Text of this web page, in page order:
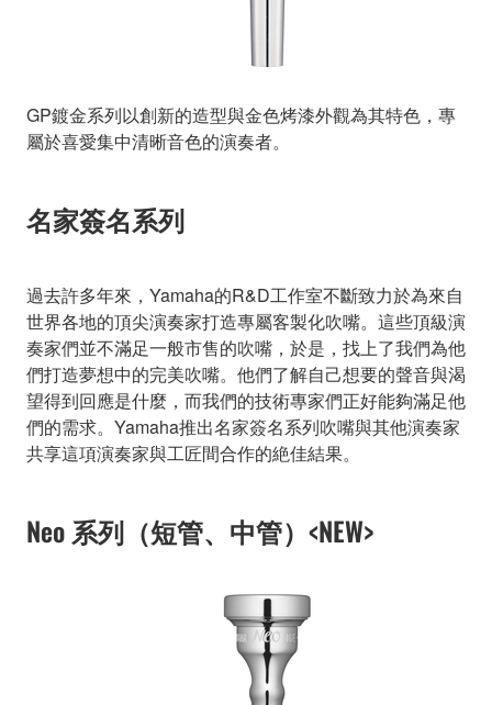
GP鍍金系列以創新的造型與金色烤漆外觀為其特色，專
屬於喜愛集中清晰音色的演奏者。
名家簽名系列
過去許多年來，Yamaha的R&D工作室不斷致力於為來自
世界各地的頂尖演奏家打造專屬客製化吹嘴。這些頂級演
奏家們並不滿足一般市售的吹嘴，於是，找上了我們為他
們打造夢想中的完美吹嘴。他們了解自己想要的聲音與渴
望得到回應是什麼，而我們的技術專家們正好能夠滿足他
們的需求。Yamaha推出名家簽名系列吹嘴與其他演奏家
共享這項演奏家與工匠間合作的絶佳結果。
Neo 系列（短管、中管）<NEW>